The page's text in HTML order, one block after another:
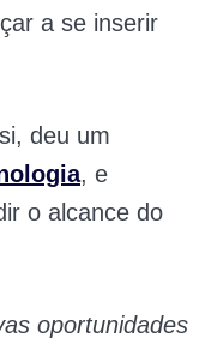
a se inserir
deu um
, e
o alcance do
oportunidades